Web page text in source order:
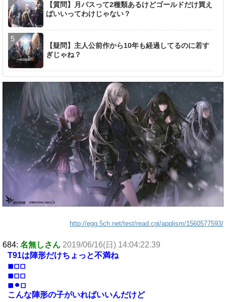
【質問】月パスって2種類あるけどゴールドだけ買え
ばいいってわけじゃない？
【疑問】主人公前作から10年も経過してるのに若す
ぎじゃね？
http://egg.5ch.net/test/read.cgi/applism/1560577593/
684: 名無しさん 2019/06/16(日) 14:04:22.39
T91は陣形だけちょっと不満ね
◾︎◽︎◽︎
◾︎◽︎◽︎
◾︎⚫︎◽︎
こんな陣形の子がいればいいんだけど